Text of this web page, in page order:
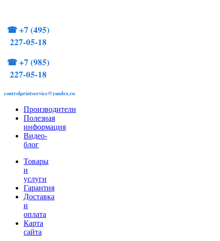
☎+7 (495)
227-05-18
☎+7 (985)
227-05-18
controlprintservice@yandex.ru
Производители
Полезная
информация
Видео-
блог
Товары
и
услуги
Гарантия
Доставка
и
оплата
Карта
сайта